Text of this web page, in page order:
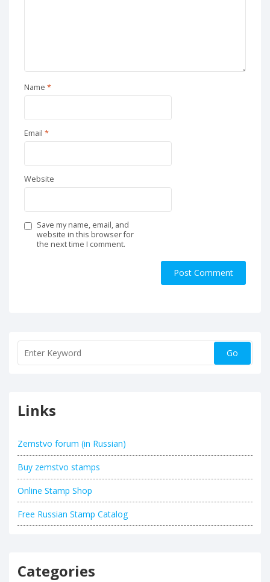
Name *
Email *
Website
Save my name, email, and
website in this browser for
the next time I comment.
Links
Zemstvo forum (in Russian)
Buy zemstvo stamps
Online Stamp Shop
Free Russian Stamp Catalog
Categories